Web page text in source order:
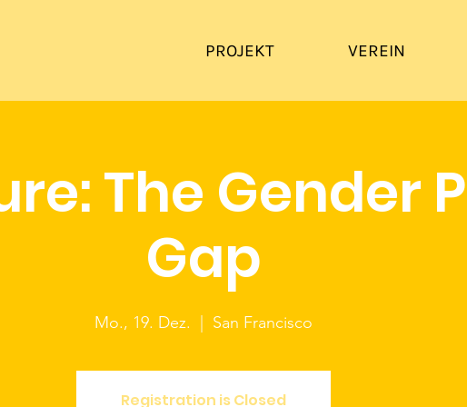
PROJEKT VEREIN
The Gender
Gap
Mo., 19. Dez. San Francisco
Registration is Closed